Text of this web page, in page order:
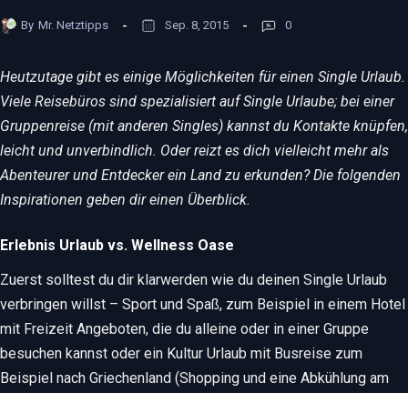
By Mr. Netztipps Sep. 8, 2015 0
Heutzutage gibt es einige Möglichkeiten für einen Single Urlaub.
Viele Reisebüros sind spezialisiert auf Single Urlaube; bei einer
Gruppenreise (mit anderen Singles) kannst du Kontakte knüpfen,
leicht und unverbindlich. Oder reizt es dich vielleicht mehr als
Abenteurer und Entdecker ein Land zu erkunden? Die folgenden
Inspirationen geben dir einen Überblick.
Erlebnis Urlaub vs. Wellness Oase
Zuerst solltest du dir klarwerden wie du deinen Single Urlaub
verbringen willst – Sport und Spaß, zum Beispiel in einem Hotel
mit Freizeit Angeboten, die du alleine oder in einer Gruppe
besuchen kannst oder ein Kultur Urlaub mit Busreise zum
Beispiel nach Griechenland (Shopping und eine Abkühlung am